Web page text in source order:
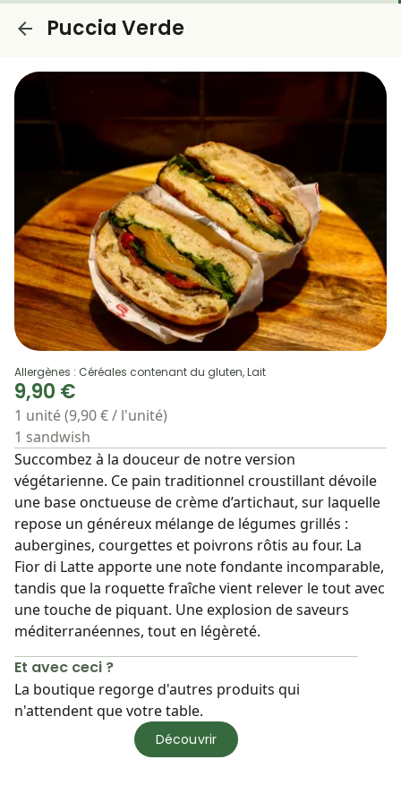
Puccia Verde
Allergènes : Céréales contenant du gluten, Lait
9,90 €
1 unité (9,90 € / l'unité)
1 sandwish
Succombez à la douceur de notre version
végétarienne. Ce pain traditionnel croustillant dévoile
une base onctueuse de crème d’artichaut, sur laquelle
repose un généreux mélange de légumes grillés :
aubergines, courgettes et poivrons rôtis au four. La
Fior di Latte apporte une note fondante incomparable,
tandis que la roquette fraîche vient relever le tout avec
une touche de piquant. Une explosion de saveurs
méditerranéennes, tout en légèreté.
Et avec ceci ?
La boutique regorge d'autres produits qui
n'attendent que votre table.
Découvrir